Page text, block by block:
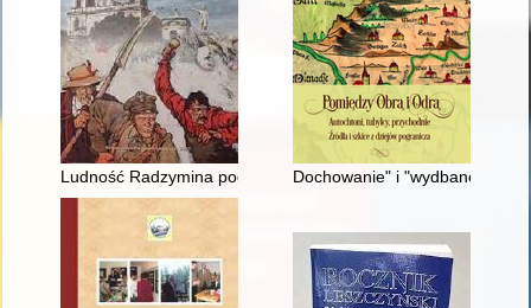
Ludność Radzymina podczas walk z bolszewikami i tradycja
Dochowanie" i "wydbanek" w